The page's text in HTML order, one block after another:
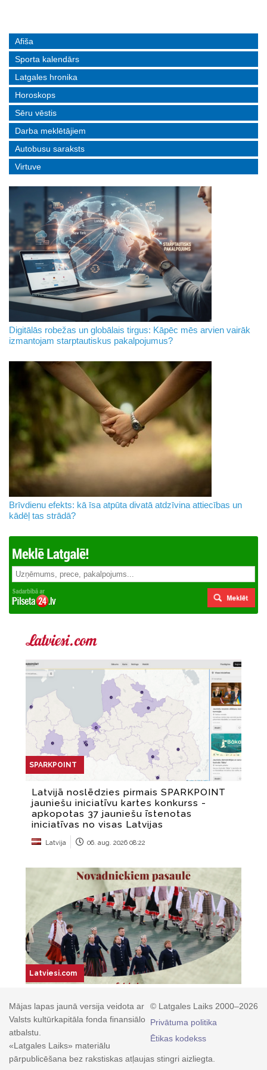
Afiša
Sporta kalendārs
Latgales hronika
Horoskops
Sēru vēstis
Darba meklētājiem
Autobusu saraksts
Virtuve
Digitālās robežas un globālais tirgus: Kāpēc mēs arvien vairāk
izmantojam starptautiskus pakalpojumus?
Brīvdienu efekts: kā īsa atpūta divatā atdzīvina attiecības un
kādēļ tas strādā?
© Latgales Laiks 2000–2026
Privātuma politika
Ētikas kodekss
Mājas lapas jaunā versija veidota ar
Valsts kultūrkapitāla fonda finansiālo
atbalstu.
«Latgales Laiks» materiālu
pārpublicēšana bez rakstiskas atļaujas stingri aizliegta.